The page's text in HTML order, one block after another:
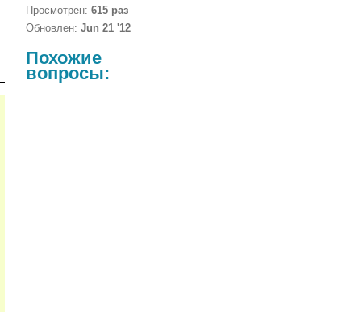
Просмотрен: 615 раз
Обновлен: Jun 21 '12
Похожие
вопросы: